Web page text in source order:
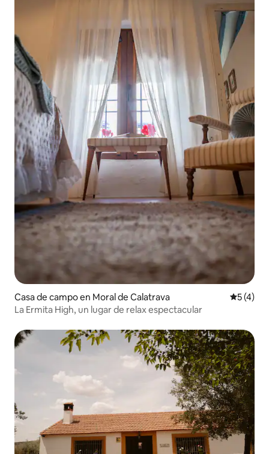
Casa de campo en Moral de Calatrava
5 (4)
La Ermita High, un lugar de relax espectacular